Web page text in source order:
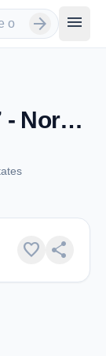
arrow_forward menu
WNLC - FM 98.7 - Norwich, CT
favorite share